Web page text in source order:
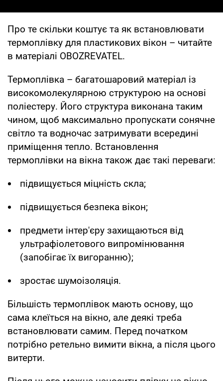
Про те скільки коштує та як встановлювати
термоплівку для пластикових вікон – читайте
в матеріалі OBOZREVATEL.
Термоплівка – багатошаровий матеріал із
високомолекулярною структурою на основі
поліестеру. Його структура виконана таким
чином, щоб максимально пропускати сонячне
світло та водночас затримувати всередині
приміщення тепло. Встановлення
термоплівки на вікна також дає такі переваги:
підвищується міцність скла;
підвищується безпека вікон;
предмети інтер'єру захищаються від
ультрафіолетового випромінювання
(запобігає їх вигоранню);
зростає шумоізоляція.
Більшість термоплівок мають основу, що
сама клеїться на вікно, але деякі треба
встановлювати самим. Перед початком
потрібно ретельно вимити вікна, а після цього
витерти.